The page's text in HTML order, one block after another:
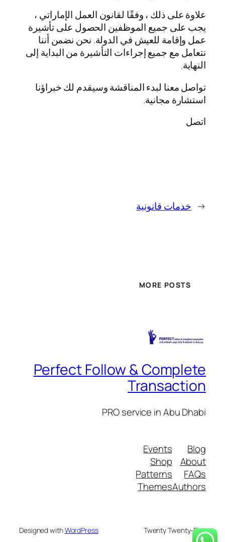
علاوة على ذلك ، وفقًا لقانون العمل الإماراتي ،
يجب على جميع الموظفين الحصول على تأشيرة
عمل وإقامة للعيش في الدولة. نحن نضمن أننا
نتعامل مع جميع إجراءات التأشيرة من البداية إلى
النهاية.
تواصل معنا لبدء المناقشة وسيقدم لك خبراؤنا
استشارة مجانية.
اتصل
← خدمات قانونية
MORE POSTS
Perfect Follow & Complete
Transaction
PRO service in Abu Dhabi
Blog
About
FAQs
Authors
Events
Shop
Patterns
Themes
Twenty Twenty-Five
Designed withWordPress